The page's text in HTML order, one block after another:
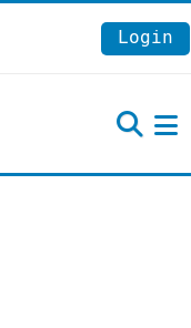
Login